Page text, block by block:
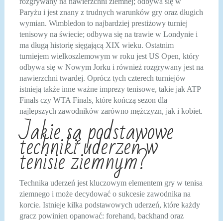
Paryżu i jest znany z trudnych warunków gry oraz długich
wymian. Wimbledon to najbardziej prestiżowy turniej
tenisowy na świecie; odbywa się na trawie w Londynie i
ma długą historię sięgającą XIX wieku. Ostatnim
turniejem wielkoszlemowym w roku jest US Open, który
odbywa się w Nowym Jorku i również rozgrywany jest na
nawierzchni twardej. Oprócz tych czterech turniejów
istnieją także inne ważne imprezy tenisowe, takie jak ATP
Finals czy WTA Finals, które kończą sezon dla
najlepszych zawodników zarówno mężczyzn, jak i kobiet.
Jakie są podstawowe
techniki uderzeń w
tenisie ziemnym?
Technika uderzeń jest kluczowym elementem gry w tenisa
ziemnego i może decydować o sukcesie zawodnika na
korcie. Istnieje kilka podstawowych uderzeń, które każdy
gracz powinien opanować: forehand, backhand oraz